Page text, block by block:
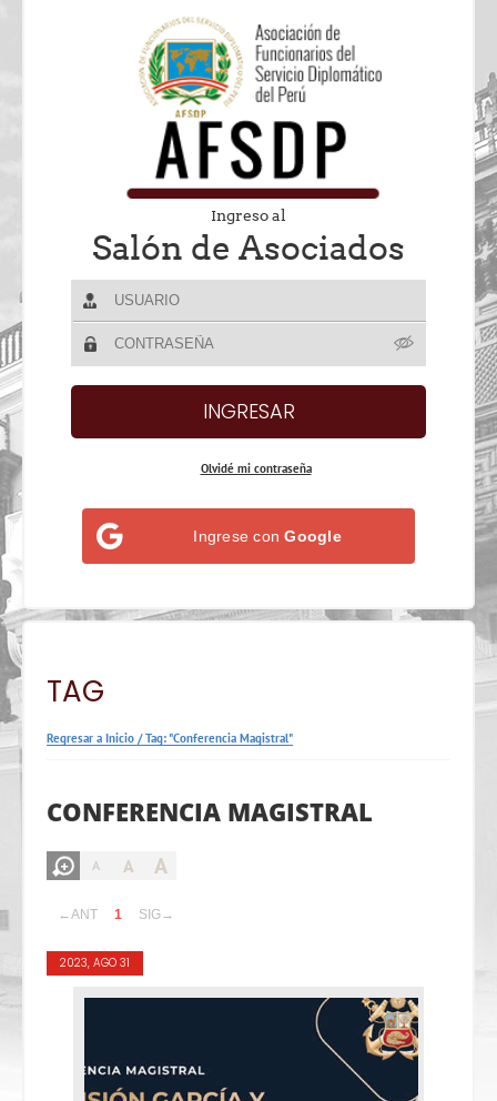
Ingreso al
Salón de Asociados
Olvidé mi contraseña
Ingrese conGoogle
TAG
Regresar a Inicio /Tag: "Conferencia Magistral"
CONFERENCIA MAGISTRAL
A A A
←ANT 1 SIG→
2023, AGO 31